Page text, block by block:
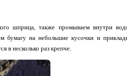
шприца, также промываем внутри
бумагу на небольшие кусочки и
в несколько раз крепче.